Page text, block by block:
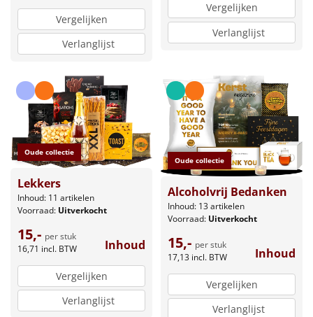
Vergelijken
Verlanglijst
Vergelijken
Verlanglijst
Oude collectie
Lekkers
Inhoud: 11 artikelen
Voorraad: Uitverkocht
15,- per stuk
16,71 incl. BTW Inhoud
Vergelijken
Verlanglijst
Oude collectie
Alcoholvrij Bedanken
Inhoud: 13 artikelen
Voorraad: Uitverkocht
15,- per stuk
17,13 incl. BTW Inhoud
Vergelijken
Verlanglijst